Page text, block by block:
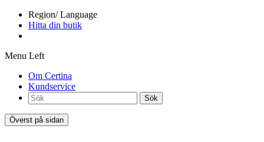
Region/ Language
Hitta din butik
Menu Left
Om Certina
Kundservice
Sök
Överst på sidan